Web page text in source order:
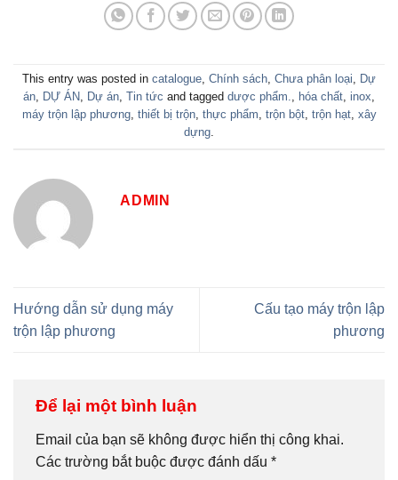
This entry was posted in catalogue, Chính sách, Chưa phân loại, Dự
án, DỰ ÁN, Dự án, Tin tức and tagged dược phẩm., hóa chất, inox,
máy trộn lập phương, thiết bị trộn, thực phẩm, trộn bột, trộn hạt, xây
dựng.
ADMIN
Hướng dẫn sử dụng máy
trộn lập phương
Cấu tạo máy trộn lập
phương
Để lại một bình luận
Email của bạn sẽ không được hiển thị công khai.
Các trường bắt buộc được đánh dấu *